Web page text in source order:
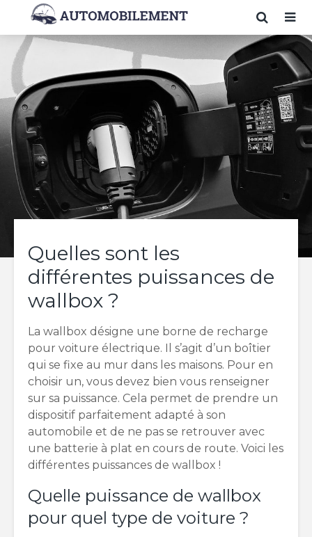
Quelles sont les
différentes puissances de
wallbox ?
La wallbox désigne une borne de recharge
pour voiture électrique. Il s’agit d’un boîtier
qui se fixe au mur dans les maisons. Pour en
choisir un, vous devez bien vous renseigner
sur sa puissance. Cela permet de prendre un
dispositif parfaitement adapté à son
automobile et de ne pas se retrouver avec
une batterie à plat en cours de route. Voici les
différentes puissances de wallbox !
Quelle puissance de wallbox
pour quel type de voiture ?